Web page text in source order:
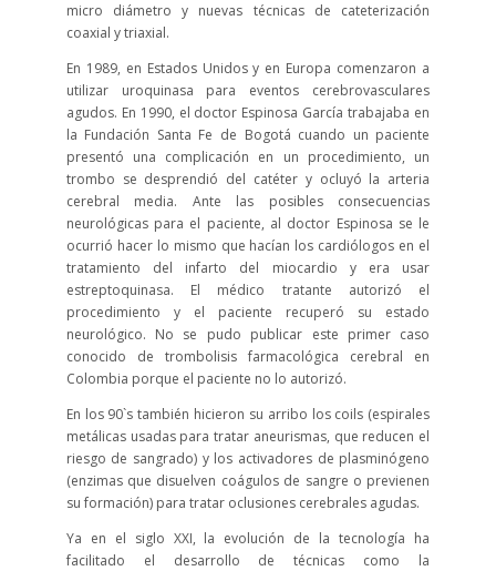
micro diámetro y nuevas técnicas de cateterización
coaxial y triaxial.
En 1989, en Estados Unidos y en Europa comenzaron a
utilizar uroquinasa para eventos cerebrovasculares
agudos. En 1990, el doctor Espinosa García trabajaba en
la Fundación Santa Fe de Bogotá cuando un paciente
presentó una complicación en un procedimiento, un
trombo se desprendió del catéter y ocluyó la arteria
cerebral media. Ante las posibles consecuencias
neurológicas para el paciente, al doctor Espinosa se le
ocurrió hacer lo mismo que hacían los cardiólogos en el
tratamiento del infarto del miocardio y era usar
estreptoquinasa. El médico tratante autorizó el
procedimiento y el paciente recuperó su estado
neurológico. No se pudo publicar este primer caso
conocido de trombolisis farmacológica cerebral en
Colombia porque el paciente no lo autorizó.
En los 90`s también hicieron su arribo los coils (espirales
metálicas usadas para tratar aneurismas, que reducen el
riesgo de sangrado) y los activadores de plasminógeno
(enzimas que disuelven coágulos de sangre o previenen
su formación) para tratar oclusiones cerebrales agudas.
Ya en el siglo XXI, la evolución de la tecnología ha
facilitado el desarrollo de técnicas como la